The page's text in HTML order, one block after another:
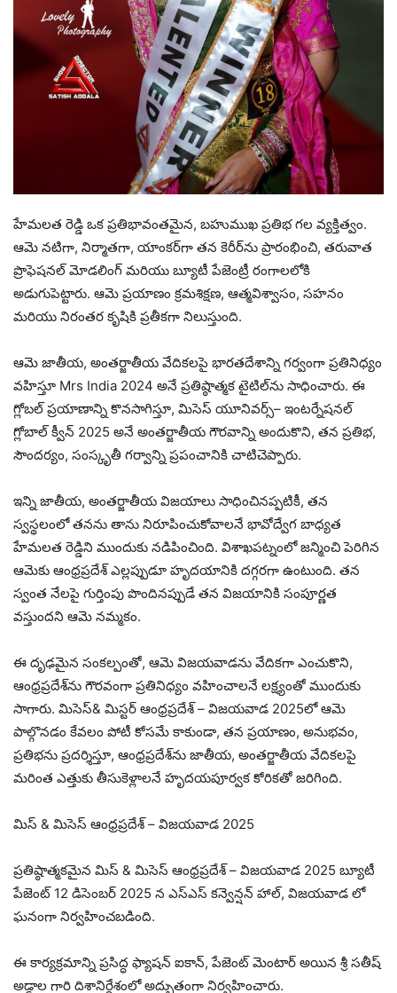
హేమలత రెడ్డి ఒక ప్రతిభావంతమైన, బహుముఖ ప్రతిభ గల వ్యక్తిత్వం.
ఆమె నటిగా, నిర్మాతగా, యాంకర్‌గా తన కెరీర్‌ను ప్రారంభించి, తరువాత
ప్రొఫెషనల్ మోడలింగ్ మరియు బ్యూటీ పేజెంట్రీ రంగాలలోకి
అడుగుపెట్టారు. ఆమె ప్రయాణం క్రమశిక్షణ, ఆత్మవిశ్వాసం, సహనం
మరియు నిరంతర కృషికి ప్రతీకగా నిలుస్తుంది.
ఆమె జాతీయ, అంతర్జాతీయ వేదికలపై భారతదేశాన్ని గర్వంగా ప్రతినిధ్యం
వహిస్తూ Mrs India 2024 అనే ప్రతిష్ఠాత్మక టైటిల్‌ను సాధించారు. ఈ
గ్లోబల్ ప్రయాణాన్ని కొనసాగిస్తూ, మిసెస్ యూనివర్స్– ఇంటర్నేషనల్
గ్లోబాల్ క్వీన్ 2025 అనే అంతర్జాతీయ గౌరవాన్ని అందుకొని, తన ప్రతిభ,
సౌందర్యం, సంస్కృతీ గర్వాన్ని ప్రపంచానికి చాటిచెప్పారు.
ఇన్ని జాతీయ, అంతర్జాతీయ విజయాలు సాధించినప్పటికీ, తన
స్వస్థలంలో తనను తాను నిరూపించుకోవాలనే భావోద్వేగ బాధ్యత
హేమలత రెడ్డిని ముందుకు నడిపించింది. విశాఖపట్నంలో జన్మించి పెరిగిన
ఆమెకు ఆంధ్రప్రదేశ్ ఎల్లప్పుడూ హృదయానికి దగ్గరగా ఉంటుంది. తన
స్వంత నేలపై గుర్తింపు పొందినప్పుడే తన విజయానికి సంపూర్ణత
వస్తుందని ఆమె నమ్మకం.
ఈ దృఢమైన సంకల్పంతో, ఆమె విజయవాడను వేదికగా ఎంచుకొని,
ఆంధ్రప్రదేశ్‌ను గౌరవంగా ప్రతినిధ్యం వహించాలనే లక్ష్యంతో ముందుకు
సాగారు. మిసెస్& మిస్టర్ ఆంధ్రప్రదేశ్ – విజయవాడ 2025లో ఆమె
పాల్గొనడం కేవలం పోటీ కోసమే కాకుండా, తన ప్రయాణం, అనుభవం,
ప్రతిభను ప్రదర్శిస్తూ, ఆంధ్రప్రదేశ్‌ను జాతీయ, అంతర్జాతీయ వేదికలపై
మరింత ఎత్తుకు తీసుకెళ్లాలనే హృదయపూర్వక కోరికతో జరిగింది.
మిస్ & మిసెస్ ఆంధ్రప్రదేశ్ – విజయవాడ 2025
ప్రతిష్ఠాత్మకమైన మిస్ & మిసెస్ ఆంధ్రప్రదేశ్ – విజయవాడ 2025 బ్యూటీ
పేజెంట్ 12 డిసెంబర్ 2025 న ఎస్‌ఎస్ కన్వెన్షన్ హాల్, విజయవాడ లో
ఘనంగా నిర్వహించబడింది.
ఈ కార్యక్రమాన్ని ప్రసిద్ధ ఫ్యాషన్ ఐకాన్, పేజెంట్ మెంటార్ అయిన శ్రీ సతీష్
అడ్డాల గారి దిశానిర్దేశంలో అద్భుతంగా నిర్వహించారు.